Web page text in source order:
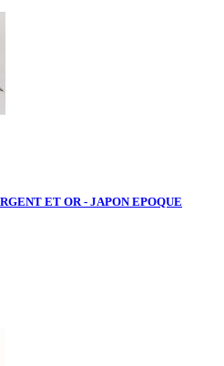
ET OR - JAPON EPOQUE